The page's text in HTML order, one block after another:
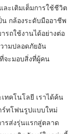
ะเติมเต็มการใช้ชีวิต
น กล้องระดับมืออาชีพ
รถใช้งานได้อย่างต่อ
ามปลอดภัยอัน
จะมอบสิ่งที่ผู้คน
ทคโนโลยี เราได้ค้น
ร์ทโฟนรูปแบบใหม่
รส่งรุ่นแรกสู่ตลาด